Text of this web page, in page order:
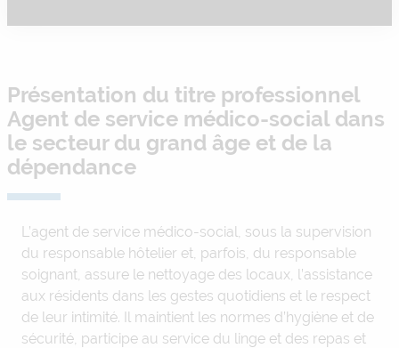
Présentation du titre professionnel
Agent de service médico-social dans
le secteur du grand âge et de la
dépendance
L’agent de service médico-social, sous la supervision
du responsable hôtelier et, parfois, du responsable
soignant, assure le nettoyage des locaux, l’assistance
aux résidents dans les gestes quotidiens et le respect
de leur intimité. Il maintient les normes d’hygiène et de
sécurité, participe au service du linge et des repas et